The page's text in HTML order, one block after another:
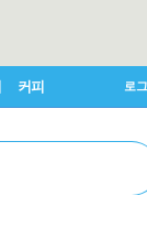
커피 로